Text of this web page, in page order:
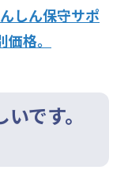
しん保守サポ
格。
です。